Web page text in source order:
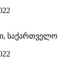
საქართველო